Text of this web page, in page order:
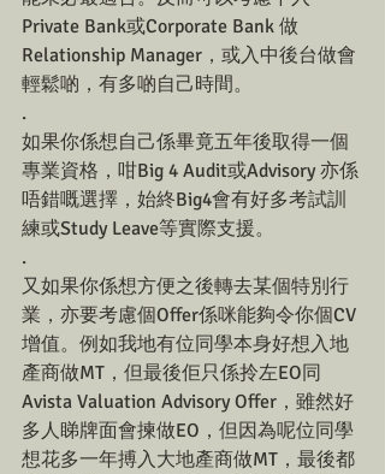
Private Bank或Corporate Bank 做
Relationship Manager，或入中後台做會
輕鬆啲，有多啲自己時間。
.
如果你係想自己係畢竟五年後取得一個
專業資格，咁Big 4 Audit或Advisory 亦係
唔錯嘅選擇，始終Big4會有好多考試訓
練或Study Leave等實際支援。
.
又如果你係想方便之後轉去某個特別行
業，亦要考慮個Offer係咪能夠令你個CV
增值。例如我地有位同學本身好想入地
產商做MT，但最後佢只係拎左EO同
Avista Valuation Advisory Offer，雖然好
多人睇牌面會揀做EO，但因為呢位同學
想花多一年搏入大地產商做MT，最後都